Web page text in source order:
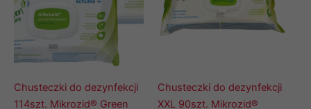
Chusteczki do dezynfekcji
114szt. Mikrozid® Green
Chusteczki do dezynfekcji
XXL 90szt. Mikrozid®